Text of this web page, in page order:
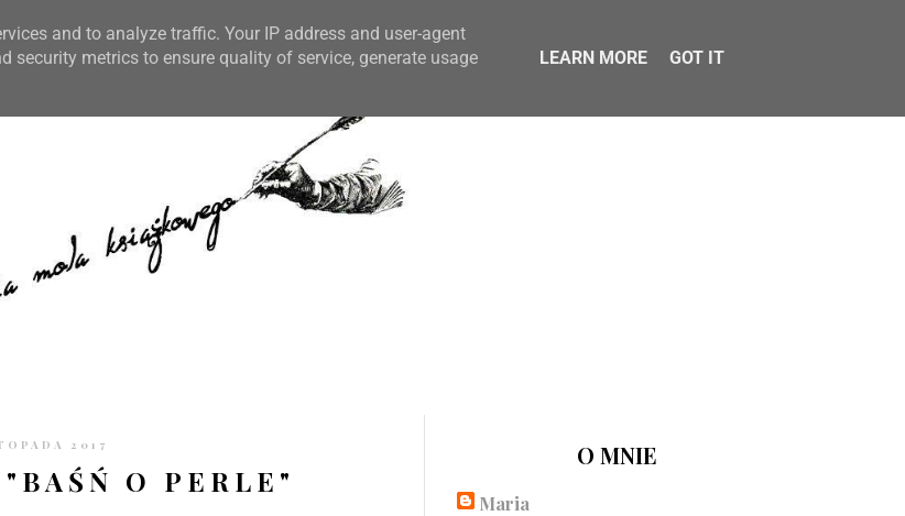
KONTAKT CZYTELNIA PO GODZINACH
2017
O PERLE"
O MNIE
Maria
and to analyze traffic. Your IP address and user-agent
security metrics to ensure quality of service, generate usage
LEARN MORE GOT IT